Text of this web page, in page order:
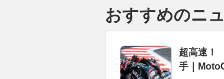
おすすめのニ
超高速！
手｜